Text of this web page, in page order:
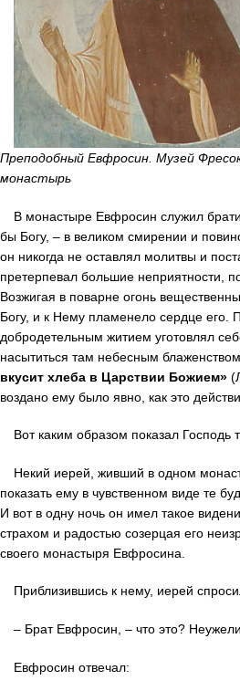
Преподобный Евфросин. Музей
монастырь
В монастыре Евфросин служил
бы Богу, – в великом смирении и
он никогда не оставлял молитвы и
претерпевал большие неприятности,
Возжигая в поварне огонь
Богу, и к Нему пламенело сердце его.
добродетельным житием уготовлял
насытиться там небесным
вкусит хлеба в Царствии Божием»
воздано ему было явно, как это
Вот каким образом показал Господь
Некий иерей, живший в одном
показать ему в чувственном виде те
И вот в одну ночь он имел такое
страхом и радостью созерцая его
своего монастыря Евфросина.
Приблизившись к нему, иерей
– Брат Евфросин, – что это?
Евфросин отвечал: